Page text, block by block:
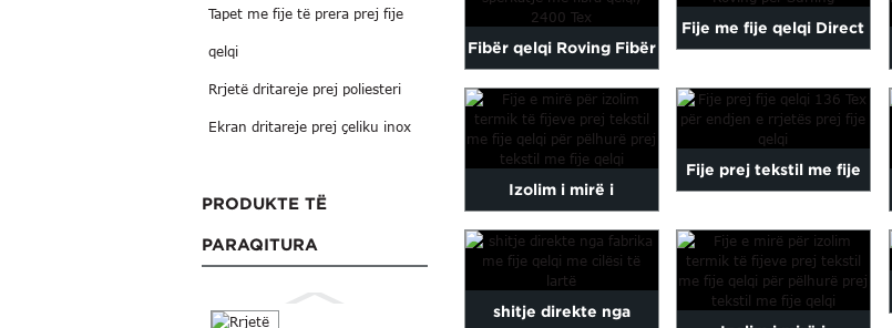
Tapet me fije të prera prej fije
qelqi
Rrjetë dritareje prej poliesteri
Ekran dritareje prej çeliku inox
PRODUKTE TË
PARAQITURA
prej fibre qelqi...
Fibër qelqi Roving Fibër
qelqi e montuar me
spërkatje...
Fije me fije qelqi Direct
Izolim i mirë i
nxehtësisë me fije qelqi
për përdorim për Fi ...
Fije prej tekstil me fije
e tekstil me fije qelqi ...
shitje direkte nga